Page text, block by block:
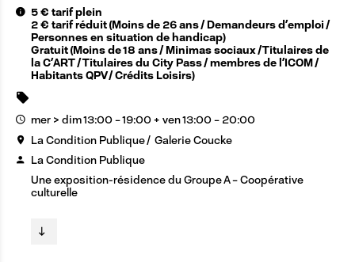
5 € tarif plein
2 € tarif réduit (Moins de 26 ans / Demandeurs d’emploi /
Personnes en situation de handicap)
Gratuit (Moins de 18 ans / Minimas sociaux /Titulaires de
la C’ART / Titulaires du City Pass / membres de l’ICOM /
Habitants QPV / Crédits Loisirs)
mer > dim 13:00 – 19:00 + ven 13:00 – 20:00
La Condition Publique
Galerie Coucke
La Condition Publique
Une exposition-résidence du Groupe A – Coopérative
culturelle